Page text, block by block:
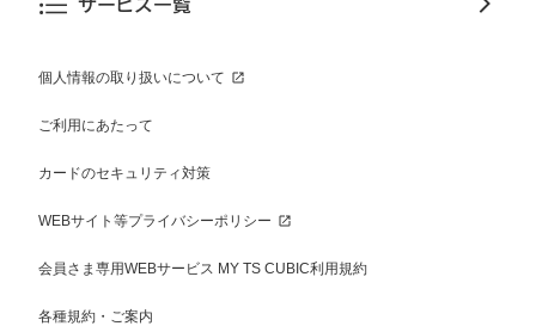
サービス一覧
個人情報の取り扱いについて
ご利用にあたって
カードのセキュリティ対策
WEBサイト等プライバシーポリシー
会員さま専用WEBサービス MY TS CUBIC利用規約
各種規約・ご案内